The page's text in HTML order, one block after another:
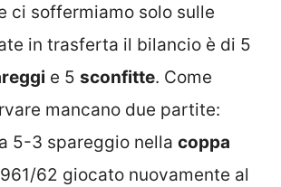
ci soffermiamo solo sulle
in trasferta il bilancio è di 5
e 5 sconfitte. Come
mancano due partite:
5-3 spareggio nella coppa
62 giocato nuovamente al